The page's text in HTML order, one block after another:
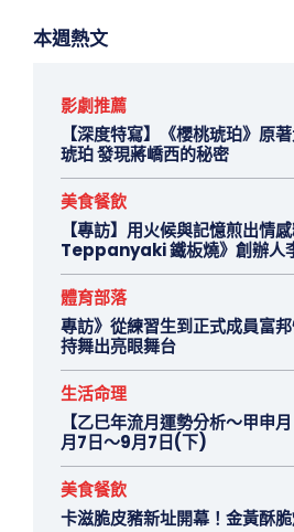
本週熱文
影劇推薦
【深度特寫】《櫻桃琥珀》原
琥珀 發現蔣嶠西的秘密
美食餐飲
【專訪】用火候與記憶煎出情
Teppanyaki 鐵板燒》創辦人
體育部落
專訪》從練習生到正式成員富
持舞出亮眼舞台
生活命理
【乙巳年流月運勢分析～甲申
月7日～9月7日(下)
美食餐飲
卡滋脆皮豬新址開幕！金黃酥